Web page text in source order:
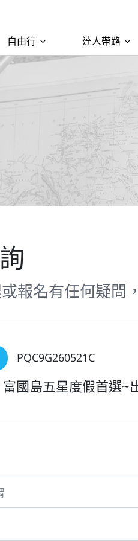
自由行 達人帶路
報名有任何疑問
PQC9G260521C
國島五星度假首選~